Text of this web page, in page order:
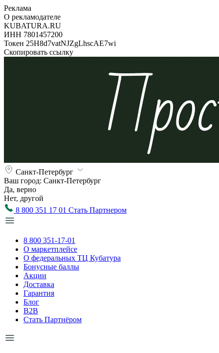
Реклама
О рекламодателе
KUBATURA.RU
ИНН 7801457200
Токен 25H8d7vatNJZgLhscAE7wi
Скопировать ссылку
Санкт-Петербург
Ваш город: Санкт-Петербург
Да, верно
Нет, другой
8 800 351 17 01 Стать Партнером
8 800 351-17-01
О маркетплейсе
О федеральных ТЦ Кубатура
Бонусные баллы
Акции
Доставка
Гарантия
Блог
B2B
Стать Партнёром